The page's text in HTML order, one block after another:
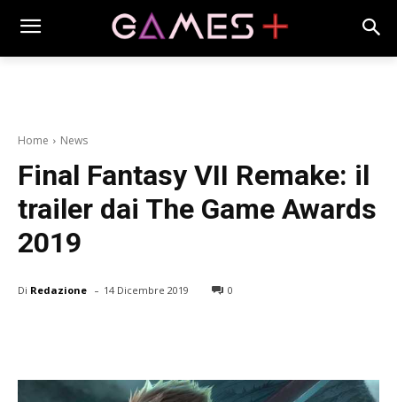
Home News
Final Fantasy VII Remake: il
trailer dai The Game Awards
2019
Di Redazione - 14 Dicembre 2019 0